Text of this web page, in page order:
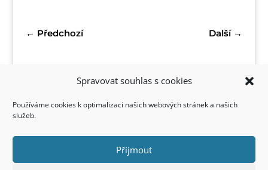
Spravovat souhlas s cookies
Používáme cookies k optimalizaci našich webových stránek a našich
služeb.
Příjmout
← Předchozí Další→
Kontakt